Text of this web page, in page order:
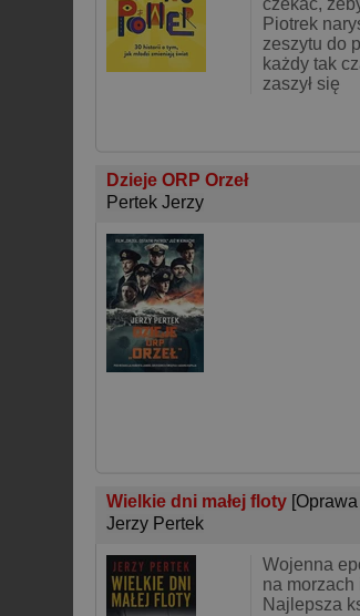
czekać,
Piotrek
zeszytu do
każdy tak
zaszył się
Dzieje ORP Orzeł
Pertek Jerzy
Wielkie dni małej floty
Jerzy Pertek
Wojenna
na morzach
Najlepsza